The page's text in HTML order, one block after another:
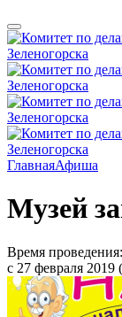
ГлавнаяАфиша
Музей
Время проведения:
с 27 февраля 2019